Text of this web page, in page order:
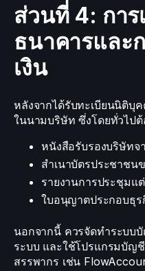
ส่วนที่ 4: กา
ธนาคารและ
เงิน
หลังจากได้รับทะเบียนนิติบุ
ในนามบริษัท ซึ่งโดยทั่วไปต้
หนังสือรับรองบริษัทจ
สำเนาบัตรประชาชน
รายงานการประชุมแ
ใบอนุญาตประกอบธุร
นอกจากนี้ ควรจัดทำระบบ
ระบบ และใช้โปรแกรมบัญ
สรรพากร เช่น